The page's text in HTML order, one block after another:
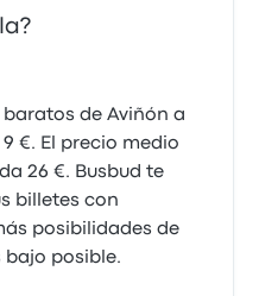
de Aviñón a
€. El precio medio
26 €. Busbud te
billetes con
posibilidades de
bajo posible.